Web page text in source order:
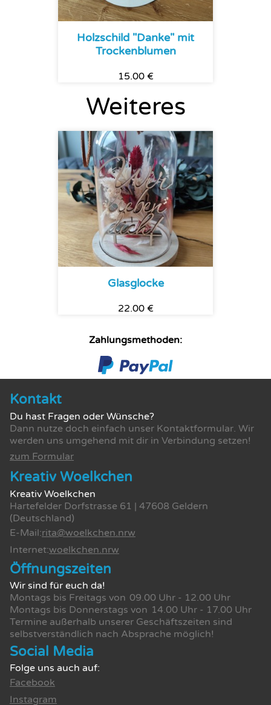
Holzschild "Danke" mit
Trockenblumen
15.00 €
Weiteres
Glasglocke
22.00 €
Zahlungsmethoden:
Kontakt
Du hast Fragen oder Wünsche?
Dann nutze doch einfach unser Kontaktformular. Wir
werden uns umgehend mit dir in Verbindung setzen!
zum Formular
Kreativ Woelkchen
Kreativ Woelkchen
Hartefelder Dorfstrasse 61 | 47608 Geldern
(Deutschland)
E-Mail:rita@woelkchen.nrw
Internet:woelkchen.nrw
Öffnungszeiten
Wir sind für euch da!
Montags bis Freitags von 09.00 Uhr - 12.00 Uhr
Montags bis Donnerstags von 14.00 Uhr - 17.00 Uhr
Termine außerhalb unserer Geschäftszeiten sind
selbstverständlich nach Absprache möglich!
Social Media
Folge uns auch auf:
Facebook
Instagram